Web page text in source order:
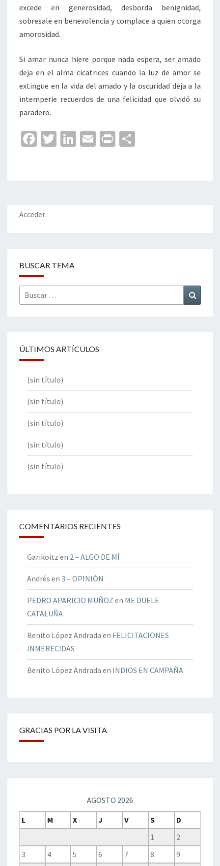
excede en generosidad, desborda benignidad,
sobresale en benevolencia y complace a quien otorga
amorosidad.
Si amar nunca hiere porque nada espera, ser amado
deja en el alma cicatrices cuando la luz de amor se
extingue en la vida del amado y la oscuridad deja a la
intemperie recuerdos de una felicidad que olvidó su
paradero.
Fa
o
o
k
T
er
Li
dI
n
E
l
Pr
p
ar
Acceder
BUSCAR TEMA
Buscar
por:
ÚLTIMOS ARTÍCULOS
(sin título)
(sin título)
(sin título)
(sin título)
(sin título)
COMENTARIOS RECIENTES
Garikoitz en 2 – ALGO DE MÍ
Andrés en 3 – OPINIÓN
PEDRO APARICIO MUÑOZ en ME DUELE
CATALUÑA
Benito López Andrada en FELICITACIONES
INMERECIDAS
Benito López Andrada en INDIOS EN CAMPAÑA
GRACIAS POR LA VISITA
AGOSTO 2026
L
M X J V S
D
1
2
3
4 5 6 7 8
9